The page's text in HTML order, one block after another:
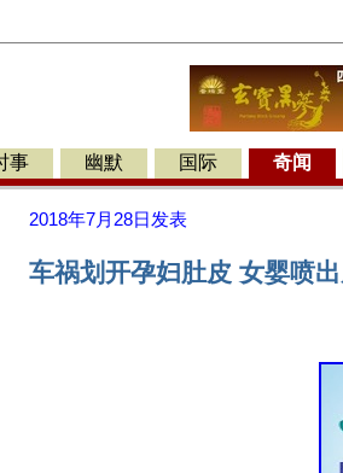
事 幽默 国际 奇闻
2018年7月28日 发表
车祸划开孕妇肚皮 女婴喷